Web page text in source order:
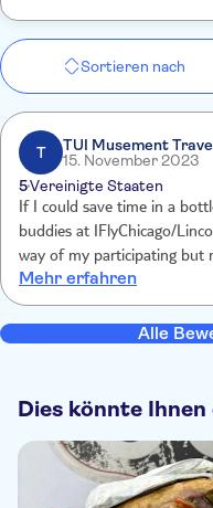
Sortieren nach
T
TUI Musement
15. November 2023
5Vereinigte Staaten
If I could save time in a
buddies at IFlyChicago/
way of my participating but
outstanding time....just like
Mehr erfahren
Alle
Dies könnte